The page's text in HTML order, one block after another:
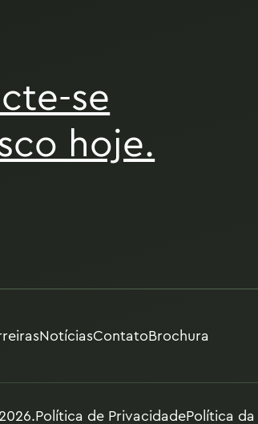
se
hoje.
NotíciasContatoBrochura
Política de PrivacidadePolítica